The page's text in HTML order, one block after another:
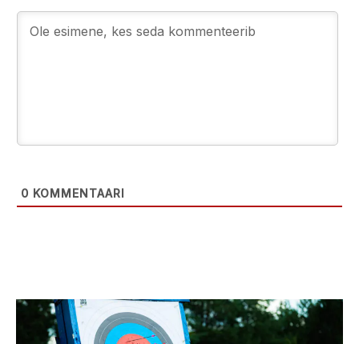
0 KOMMENTAARI